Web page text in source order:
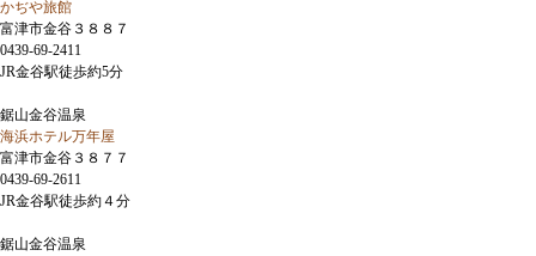
かぢや旅館
富津市金谷３８８７
0439-69-2411
JR金谷駅徒歩約5分
鋸山金谷温泉
海浜ホテル万年屋
富津市金谷３８７７
0439-69-2611
JR金谷駅徒歩約４分
鋸山金谷温泉